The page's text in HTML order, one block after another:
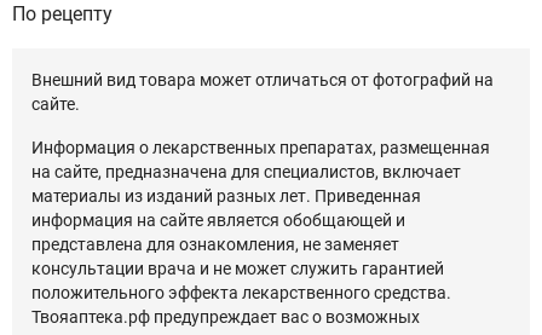
По рецепту
Внешний вид товара может отличаться от фотографий на
сайте.
Информация о лекарственных препаратах, размещенная
на сайте, предназначена для специалистов, включает
материалы из изданий разных лет. Приведенная
информация на сайте является обобщающей и
представлена для ознакомления, не заменяет
консультации врача и не может служить гарантией
положительного эффекта лекарственного средства.
Твояаптека.рф предупреждает вас о возможных